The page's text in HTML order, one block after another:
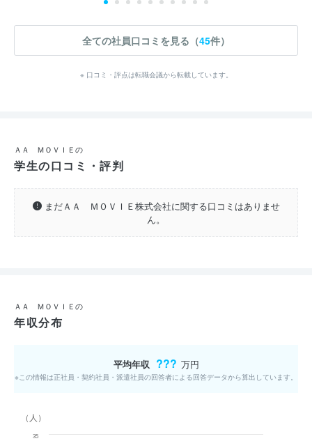
全ての社員口コミを見る（45件）
※ 口コミ・評点は転職会議から転載しています。
ＡＡ ＭＯＶＩＥの
学生の口コミ・評判
まだＡＡ ＭＯＶＩＥ株式会社に関する口コミはありませ
ん。
ＡＡ ＭＯＶＩＥの
年収分布
平均年収 ??? 万円
※この情報は正社員・契約社員・派遣社員の回答者による回答データから算出しています。
（人）
35